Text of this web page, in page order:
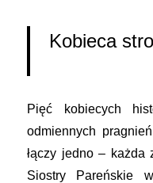
Kobieca
Pięć kobiecych
odmiennych
łączy jedno – każda
Siostry Pareńskie